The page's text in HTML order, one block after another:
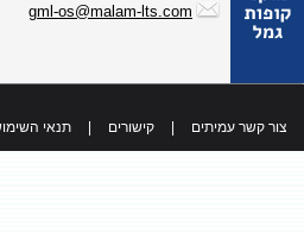
gml-os@malam-lts.com
צור קשר עמיתים קישורים תנאי השימוש